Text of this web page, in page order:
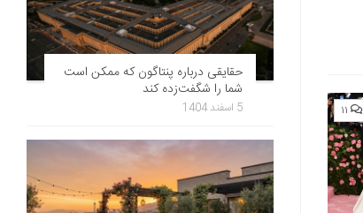
۱۱
حقایقی درباره پنتاگون که ممکن است
شما را شگفت‌زده کند
5 اسفند 1404